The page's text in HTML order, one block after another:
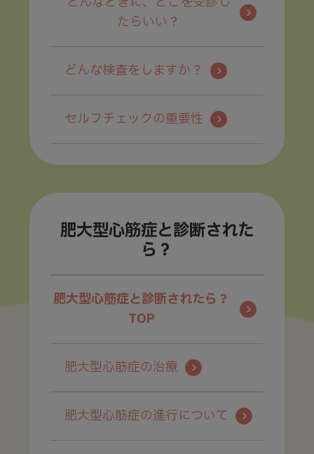
たらいい？
どんな検査をしますか？
セルフチェックの重要性
肥大型心筋症と診断された
ら？
肥大型心筋症と診断されたら？
TOP
肥大型心筋症の治療
肥大型心筋症の進行について